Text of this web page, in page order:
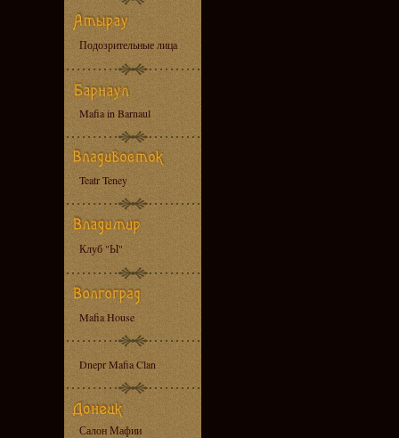
Подозрительные лица
Mafia in Barnaul
Teatr Teney
Клуб "Ы"
Mafia House
Dnepr Mafia Clan
Салон Мафии